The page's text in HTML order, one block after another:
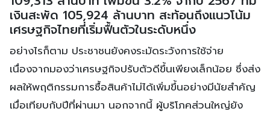
เงินสะพัด 105,924 ล้านบาท สะท้อนถึงแนวโน้ม
เศรษฐกิจไทยที่เริ่มฟื้นตัวในระดับหนึ่ง
อย่างไรก็ตาม ประชาชนยังคงระมัดระวังการใช้จ่าย
เนื่องจากมองว่าเศรษฐกิจปรับตัวดีขึ้นเพียงเล็กน้อย ซึ่งส่ง
ผลให้พฤติกรรมการซื้อสินค้าไม่ได้เพิ่มขึ้นอย่างมีนัยสำคัญ
เมื่อเทียบกับปีที่ผ่านมา นอกจากนี้ ผู้บริโภคส่วนใหญ่ยัง